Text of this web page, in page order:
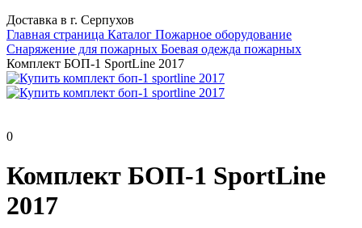
Доставка в г. Серпухов
Главная страница Каталог Пожарное оборудование
Снаряжение для пожарных Боевая одежда пожарных
Комплект БОП-1 SportLine 2017
0
Комплект БОП-1 SportLine
2017